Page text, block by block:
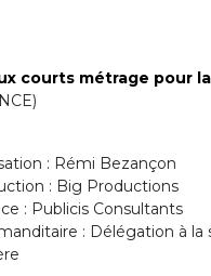
courts métrage pour
: Rémi Bezançon
: Big Productions
: Publicis Consultants
: Délégation à